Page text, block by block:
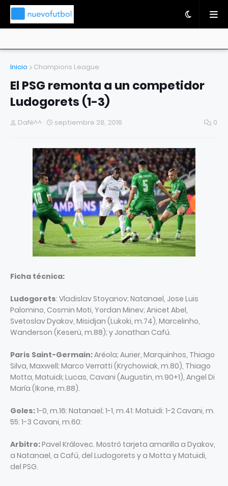
Inicio Champions League
El PSG remonta a un competidor
Ludogorets (1-3)
DaNi^^ septiembre 28, 2016 0
Ficha técnica:
Ludogorets: Vladislav Stoyanov; Natanael, Jose Luis
Palomino, Cosmin Moti, Yordan Minev; Anicet Abel,
Svetoslav Dyakov, Misidjan (Lukoki, m.74), Marcelinho,
Wanderson (Keserü, m.88); y Jonathan Cafú.
Paris Saint-Germain:Aréola; Aurier, Marquinhos, Thiago
Silva, Maxwell; Marco Verratti (Krychowiak, m.80), Thiago
Motta, Matuidi; Lucas, Cavani (Augustin, m.90+1), Angel Di
María (Ikone, m.88).
Goles:1-0, m.16: Natanael; 1-1, m.41: Matuidi: 1-2 Cavani, m.
55: 1-3 Cavani, m.60:
Arbitro:Pavel Královec. Mostró tarjeta amarilla a Dyakov,
a Natanael, a Cafú, del Ludogorets y a Motta y Matuidi,
del PSG.